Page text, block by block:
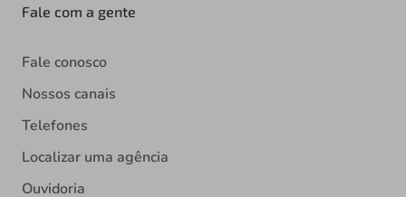
Fale com a gente
Fale conosco
Nossos canais
Telefones
Localizar uma agência
Ouvidoria